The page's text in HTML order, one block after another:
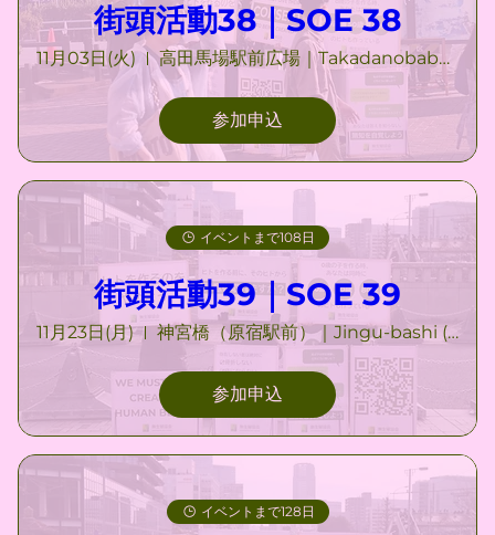
街頭活動38｜SOE 38
11月03日(火) 高田馬場駅前広場｜Takadanobaba Station Square
参加申込
イベントまで108日
街頭活動39｜SOE 39
11月23日(月) 神宮橋（原宿駅前）｜Jingu-bashi (Harajuku)
参加申込
イベントまで128日